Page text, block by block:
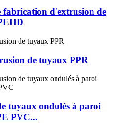
fabrication d'extrusion de
de tuyaux PPR
tuyaux ondulés à paroi
PVC...